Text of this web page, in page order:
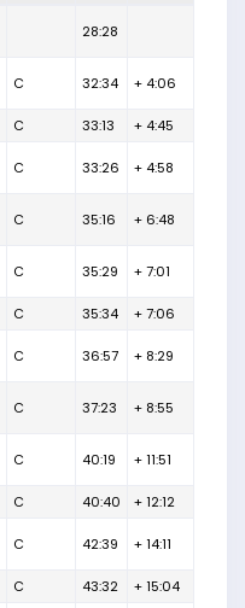
28:28
C 32:34 + 4:06
C 33:13 + 4:45
C 33:26 + 4:58
C 35:16 + 6:48
C 35:29 + 7:01
C 35:34 + 7:06
C 36:57 + 8:29
C 37:23 + 8:55
C 40:19 + 11:51
C 40:40 + 12:12
C 42:39 + 14:11
C 43:32
+ 15:04